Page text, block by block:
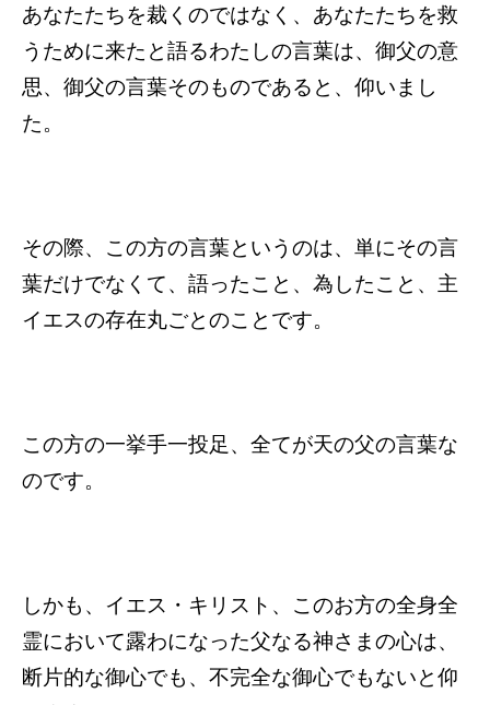
あなたたちを裁くのではなく、あなたたちを救
うために来たと語るわたしの言葉は、御父の意
思、御父の言葉そのものであると、仰いまし
た。
その際、この方の言葉というのは、単にその言
葉だけでなくて、語ったこと、為したこと、主
イエスの存在丸ごとのことです。
この方の一挙手一投足、全てが天の父の言葉な
のです。
しかも、イエス・キリスト、このお方の全身全
霊において露わになった父なる神さまの心は、
断片的な御心でも、不完全な御心でもないと仰